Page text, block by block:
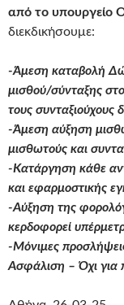
από το υπουργείο
διεκδικήσουμε:
-Άμεση καταβολή
μισθού/σύνταξης
τους συνταξιούχους
-Άμεση αύξηση
μισθωτούς και
-Κατάργηση κάθε
και εφαρμοστικής
-Αύξηση της
κερδοφορεί
-Μόνιμες
Ασφάλιση – Όχι για